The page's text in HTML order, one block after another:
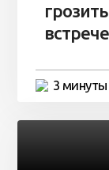
3 минуты